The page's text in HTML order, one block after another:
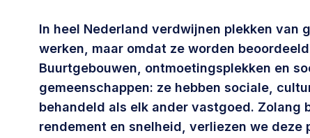
welkomstcultuur >
Weerbare gemeenschappen
Voorbereiden op crisis, noodsteunpunten,
In heel Nederland verdwijnen plekken van
werken, maar omdat ze worden
Buurtgebouwen, ontmoetingsplekken en
gemeenschappen: ze hebben sociale,
behandeld als elk ander vastgoed. Zolang
rendement en snelheid, verliezen we deze